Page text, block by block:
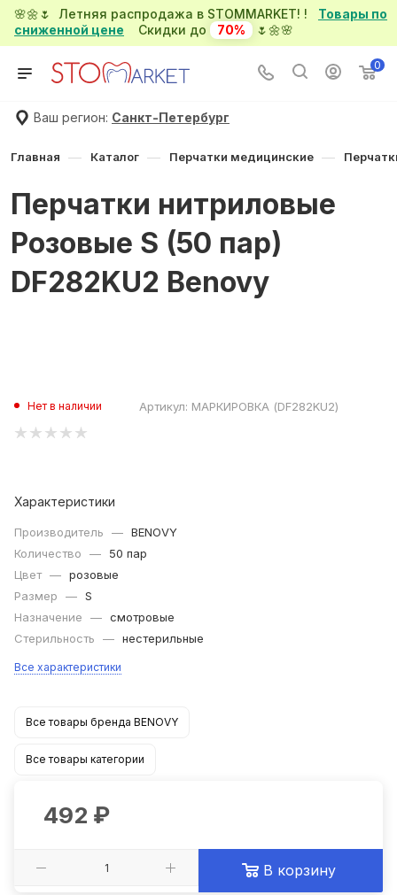
🌸🌼🌷 Летняя распродажа в STOMMARKET! ! Товары по
сниженной цене Скидки до 70% 🌷🌼🌸
0
Ваш регион: Санкт-Петербург
Главная — Каталог — Перчатки медицинские —
Перчатки нитриловые
Розовые S (50 пар)
DF282KU2 Benovy
Нет в наличии Артикул: МАРКИРОВКА (DF282KU2)
Характеристики
Производитель — BENOVY
Количество
—
50 пар
Цвет — розовые
Размер
— S
Назначение
— смотровые
Стерильность
— нестерильные
Все характеристики
Все товары бренда BENOVY
Все товары категории
492 ₽
В корзину